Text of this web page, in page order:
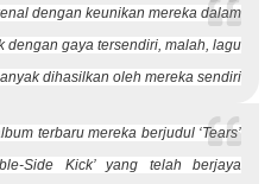
dengan keunikan mereka dalam
dengan gaya tersendiri, malah, lagu
dihasilkan oleh mereka sendiri.
terbaru mereka berjudul ‘Tears’
Side Kick’ yang telah berjaya